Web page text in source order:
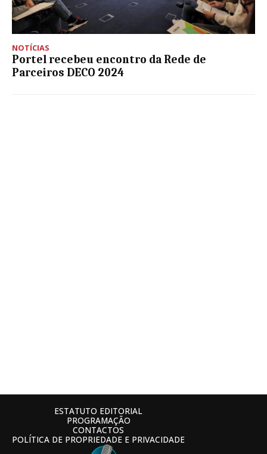
NOTÍCIAS
Portel recebeu encontro da Rede de
Parceiros DECO 2024
ESTATUTO EDITORIAL
PROGRAMAÇÃO
CONTACTOS
POLÍTICA DE PROPRIEDADE E PRIVACIDADE